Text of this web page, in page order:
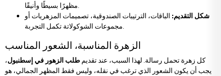
مظهرًا بسيطًا وأنيقًا.
شكل التقديم: الباقات، الترتيبات الصندوقية، تصميمات المزهريات أو
مجموعات الشوكولاتة تكمل التجربة.
الزهرة المناسبة، الشعور المناسب
كل زهرة تحمل رسالة. لهذا السبب، عند تقديم طلب الزهور في إسطنبول،
يجب أن يكون الشعور الذي ترغب في نقله، وليس فقط المظهر الجمالي، هو